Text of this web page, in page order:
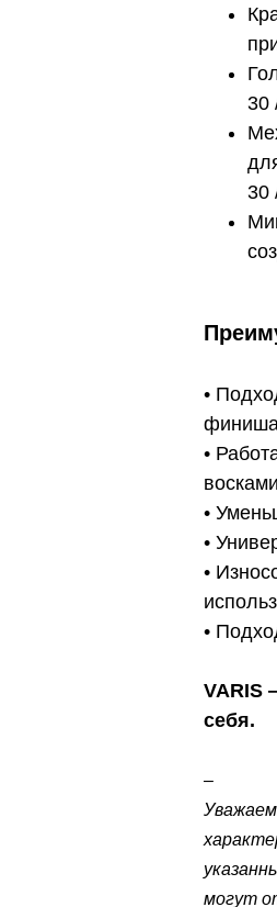
30
30
•
•
восками
•
•
•
•
VARIS
себя.
–
могут